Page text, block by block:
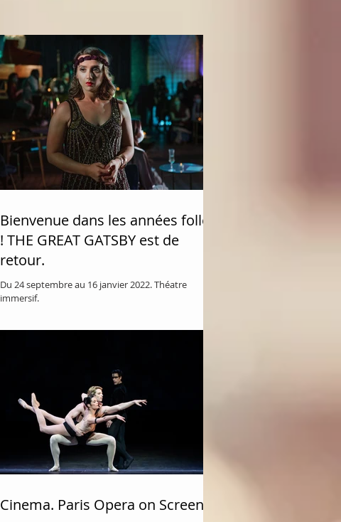
Bienvenue dans les années folles
! THE GREAT GATSBY est de
retour.
Du 24 septembre au 16 janvier 2022. Théatre
immersif.
Cinema. Paris Opera on Screen